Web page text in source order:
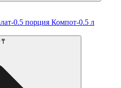
0.5 порция Компот-0.5 л
₸